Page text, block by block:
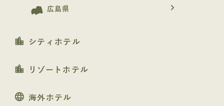
広島県 navigate_next
location_city シティホテル
location_city リゾートホテル
language 海外ホテル